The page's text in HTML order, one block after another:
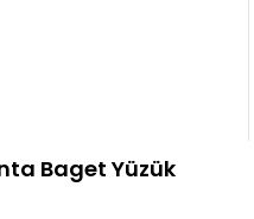
Baget Yüzük